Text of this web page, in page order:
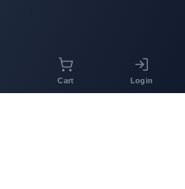
Cart Login